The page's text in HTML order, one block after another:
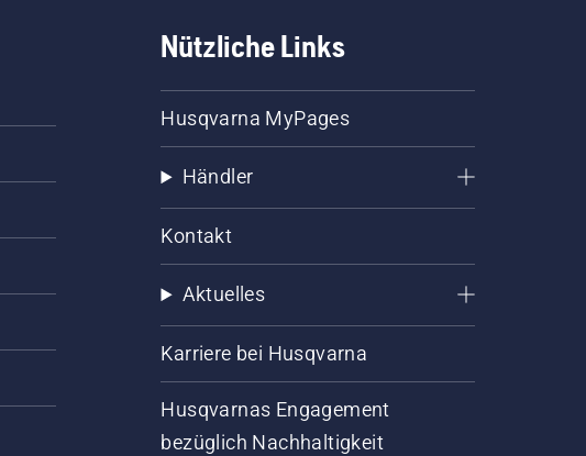
Nützliche Links
Husqvarna MyPages
Händler
Kontakt
Aktuelles
Karriere bei Husqvarna
Husqvarnas Engagement
bezüglich Nachhaltigkeit